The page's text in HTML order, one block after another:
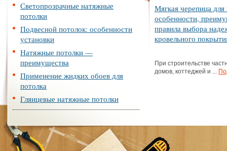
Светопрозрачные натяжные
потолки
Подвесной потолок: особенности
установки
Натяжные потолки —
преимущества
Применение жидких обоев для
потолка
Глянцевые натяжные потолки
Мягкая черепица
особенности,
правила выбора
кровельного
При строительстве
домов, коттеджей и ...